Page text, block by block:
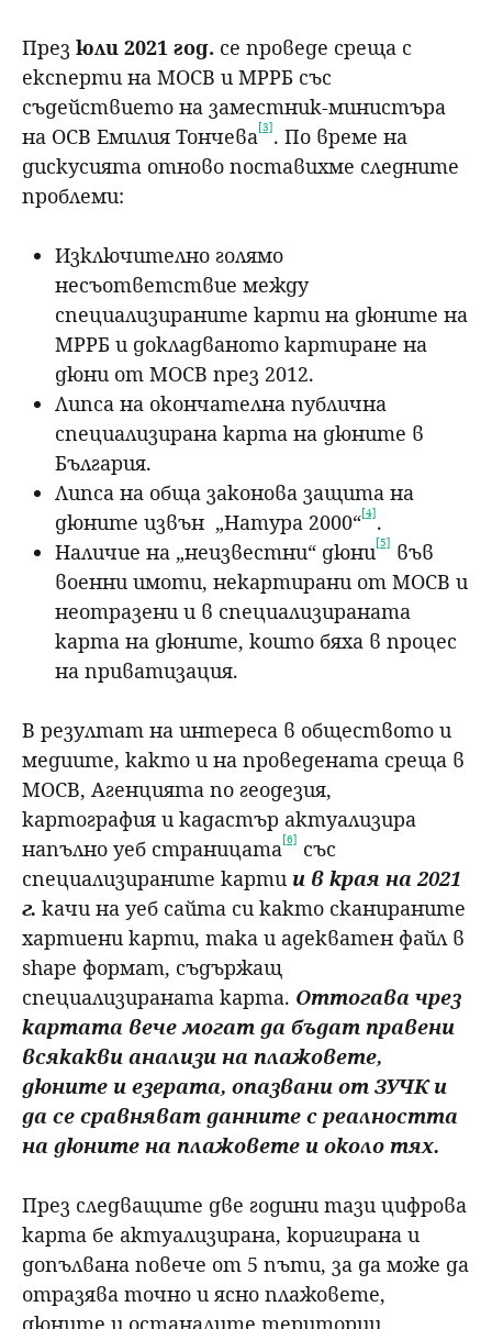
През юли 2021 год. се проведе среща с
експерти на МОСВ и МРРБ със
съдействието на заместник-министъра
на ОСВ Емилия Тончева[3]. По време на
дискусията отново поставихме следните
проблеми:
Изключително голямо
несъответствие между
специализираните карти на дюните на
МРРБ и докладваното картиране на
дюни от МОСВ през 2012.
Липса на окончателна публична
специализирана карта на дюните в
България.
Липса на обща законова защита на
дюните извън „Натура 2000“[4].
Наличие на „неизвестни“ дюни[5] във
военни имоти, некартирани от МОСВ и
неотразени и в специализираната
карта на дюните, които бяха в процес
на приватизация.
В резултат на интереса в обществото и
медиите, както и на проведената среща в
МОСВ, Агенцията по геодезия,
картография и кадастър актуализира
напълно уеб страницата[6] със
специализираните карти и в края на 2021
г. качи на уеб сайта си както сканираните
хартиени карти, така и адекватен файл в
shape формат, съдържащ
специализираната карта. Оттогава чрез
картата вече могат да бъдат правени
всякакви анализи на плажовете,
дюните и езерата, опазвани от ЗУЧК и
да се сравняват данните с реалността
на дюните на плажовете и около тях.
През следващите две години тази цифрова
карта бе актуализирана, коригирана и
допълвана повече от 5 пъти, за да може да
отразява точно и ясно плажовете,
дюните и останалите територии,